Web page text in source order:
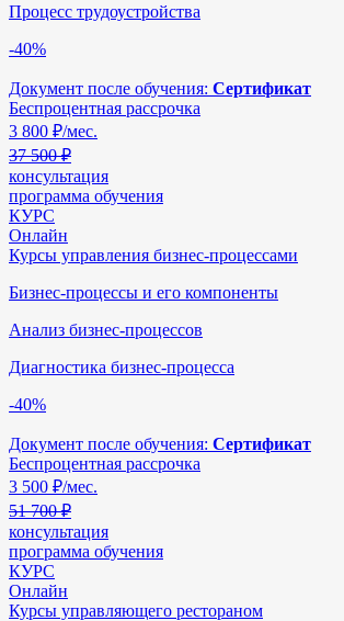
Процесс трудоустройства
-40%
Документ после обучения: Сертификат
Беспроцентная рассрочка
3 800 ₽/мес.
37 500 ₽
консультация
программа обучения
КУРС
Онлайн
Курсы управления бизнес-процессами
Бизнес-процессы и его компоненты
Анализ бизнес-процессов
Диагностика бизнес-процесса
-40%
Документ после обучения: Сертификат
Беспроцентная рассрочка
3 500 ₽/мес.
51 700 ₽
консультация
программа обучения
КУРС
Онлайн
Курсы управляющего рестораном